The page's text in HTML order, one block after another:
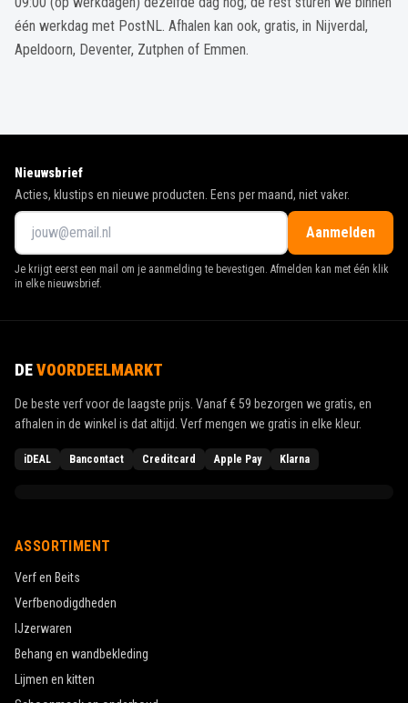
één werkdag met PostNL. Afhalen kan ook, gratis, in Nijverdal,
Apeldoorn, Deventer, Zutphen of Emmen.
Nieuwsbrief
Acties, klustips en nieuwe producten. Eens per maand, niet vaker.
Aanmelden
Je krijgt eerst een mail om je aanmelding te bevestigen. Afmelden kan met één klik
in elke nieuwsbrief.
DEVOORDEELMARKT
De beste verf voor de laagste prijs. Vanaf€ 59 bezorgen we gratis, en
afhalen in de winkel is dat altijd. Verf mengen we gratis in elke kleur.
iDEAL Bancontact Creditcard Apple Pay Klarna
ASSORTIMENT
Verf en Beits
Verfbenodigdheden
IJzerwaren
Behang en wandbekleding
Lijmen en kitten